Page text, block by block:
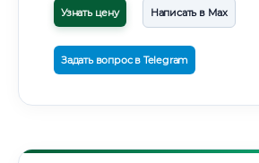
Узнать цену Написать в Max
Задать вопрос в Telegram